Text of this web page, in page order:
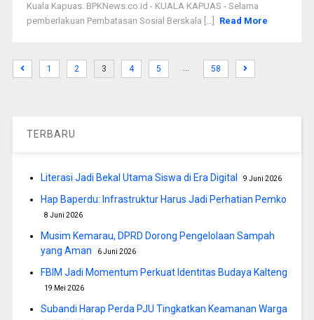
Kuala Kapuas. BPKNews.co.id - KUALA KAPUAS - Selama
pemberlakuan Pembatasan Sosial Berskala [...]
Read More
1 2 3 4 5 … 58
TERBARU
Literasi Jadi Bekal Utama Siswa di Era Digital 9 Juni 2026
Hap Baperdu: Infrastruktur Harus Jadi Perhatian Pemko
8 Juni 2026
Musim Kemarau, DPRD Dorong Pengelolaan Sampah
yang Aman
6 Juni 2026
FBIM Jadi Momentum Perkuat Identitas Budaya Kalteng
19 Mei 2026
Subandi Harap Perda PJU Tingkatkan Keamanan Warga